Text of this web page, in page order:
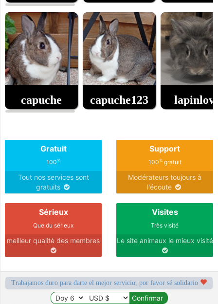
0
capuche
0
capuche123
Gratuit
100%
Tout nos services sont
gratuits
Support
100%gratuit
Modérateurs toujours à
l'écoute
Sérieux
Que du sérieux
meilleur qualité des membres
Visites
Très visité
Le site animaux le mieux visité
Trabajamos duro para darte el mejor servicio, por favor sé solidario